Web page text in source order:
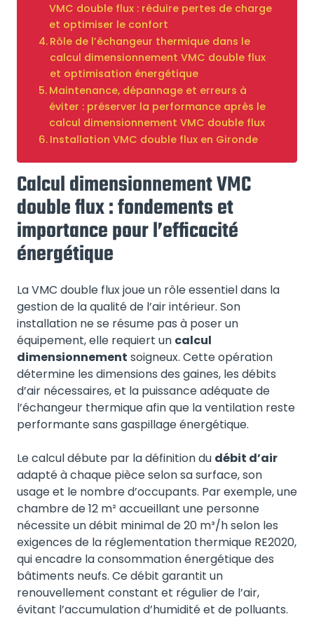
VMC double flux : réduire pertes de charge
et optimiser le confort
Rôle de l’échangeur thermique dans le
calcul dimensionnement VMC double flux
et optimisation énergétique
Maintenance, dépannage et erreurs à
éviter : préserver la performance après le
calcul dimensionnement VMC double flux
Installation VMC double flux en Gironde
Calcul dimensionnement VMC
double flux : fondements et
importance pour l’efficacité
énergétique
La VMC double flux joue un rôle essentiel dans la
gestion de la qualité de l’air intérieur. Son
installation ne se résume pas à poser un
équipement, elle requiert un calcul
dimensionnement soigneux. Cette opération
détermine les dimensions des gaines, les débits
d’air nécessaires, et la puissance adéquate de
l’échangeur thermique afin que la ventilation reste
performante sans gaspillage énergétique.
Le calcul débute par la définition du débit d’air
adapté à chaque pièce selon sa surface, son
usage et le nombre d’occupants. Par exemple, une
chambre de 12 m² accueillant une personne
nécessite un débit minimal de 20 m³/h selon les
exigences de la réglementation thermique RE2020,
qui encadre la consommation énergétique des
bâtiments neufs. Ce débit garantit un
renouvellement constant et régulier de l’air,
évitant l’accumulation d’humidité et de polluants.